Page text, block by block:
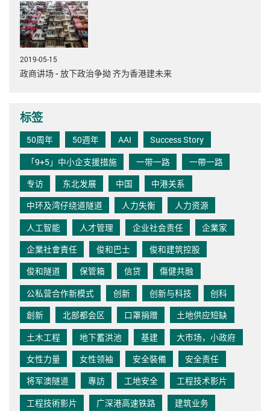
2019-05-15
政商讲场 - 放下政治争拗 齐为香港建未来
标签
50周年 50週年 AAI
Success Story
「9+5」中小企支援措施
一带一路
一帶一路
专访
东北发展 中国
中港关系
中环及湾仔绕道隧道
人力失衡
人力资源
人工智能
人才管理 企业社会责任
企業家
企業社會責任
俊和巴士
俊和建筑控股
俊和隧道
保管箱 信贷
傷健共融
公私营合作新模式
创新 创新与科技
创科
創新
北部都会区 口罩捐赠
土地供应短缺
土木工程
地下蓄洪池 基建
大市场，小政府
女性力量
女性领袖 安全裝備
安全责任
将军澳隧道
專訪 工地安全
工程技术影片
工程技術影片
广深港高速铁路
建筑业务